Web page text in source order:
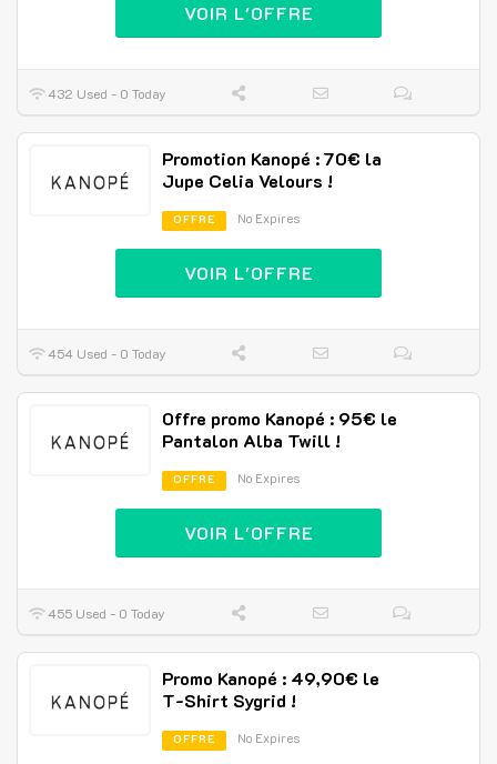
VOIR L'OFFRE
432 Used - 0 Today
Promotion Kanopé : 70€ la
Jupe Celia Velours !
OFFRE No Expires
VOIR L'OFFRE
454 Used - 0 Today
Offre promo Kanopé : 95€ le
Pantalon Alba Twill !
OFFRE No Expires
VOIR L'OFFRE
455 Used - 0 Today
Promo Kanopé : 49,90€ le
T-Shirt Sygrid !
OFFRE No Expires